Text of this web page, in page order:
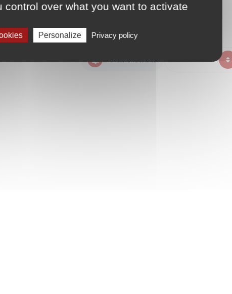
Créer une alerte
over what you want to activate
Personalize Privacy policy